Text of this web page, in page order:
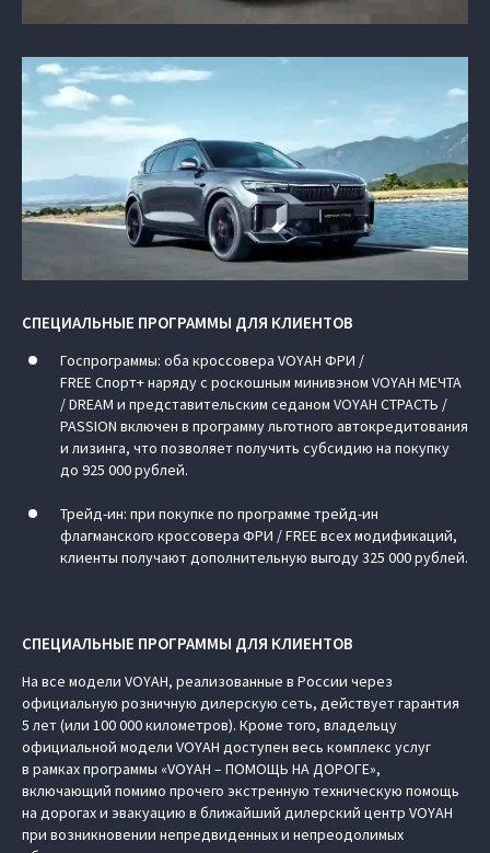
СПЕЦИАЛЬНЫЕ ПРОГРАММЫ ДЛЯ КЛИЕНТОВ
Госпрограммы: оба кроссовера VOYAH ФРИ /
FREE Спорт+ наряду с роскошным минивэном VOYAH МЕЧТА
/ DREAM и представительским седаном VOYAH СТРАСТЬ /
PASSION включен в программу льготного автокредитования
и лизинга, что позволяет получить субсидию на покупку
до 925 000 рублей.
Трейд-ин: при покупке по программе трейд-ин
флагманского кроссовера ФРИ / FREE всех модификаций,
клиенты получают дополнительную выгоду 325 000 рублей.
СПЕЦИАЛЬНЫЕ ПРОГРАММЫ ДЛЯ КЛИЕНТОВ
На все модели VOYAH, реализованные в России через
официальную розничную дилерскую сеть, действует гарантия
5 лет (или 100 000 километров). Кроме того, владельцу
официальной модели VOYAH доступен весь комплекс услуг
в рамках программы «VOYAH – ПОМОЩЬ НА ДОРОГЕ»,
включающий помимо прочего экстренную техническую помощь
на дорогах и эвакуацию в ближайший дилерский центр VOYAH
при возникновении непредвиденных и непреодолимых